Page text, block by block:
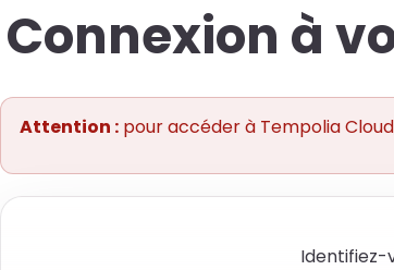
Connexion à
Attention : pour accéder à Tempolia
Identifiez-